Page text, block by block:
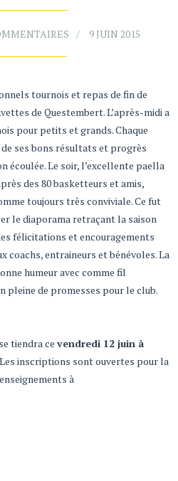
9 JUIN 2015
tournois et repas de fin de
de Questembert. L’après-midi a
pour petits et grands. Chaque
ses bons résultats et progrès
écoulée. Le soir, l’excellente paella
des 80 basketteurs et amis,
toujours très conviviale. Ce fut
le diaporama retraçant la saison
félicitations et encouragements
coachs, entraineurs et bénévoles. La
humeur avec comme fil
pleine de promesses pour le club.
tiendra ce vendredi 12 juin à
Les inscriptions sont ouvertes pour la
à